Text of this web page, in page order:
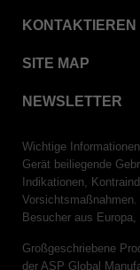
KONTAKTIEREN
SITE MAP
NEWSLETTER
Wichtige
Gerät beiliegende
Indikationen,
Besucher aus
Großgeschriebene
der ASP Global